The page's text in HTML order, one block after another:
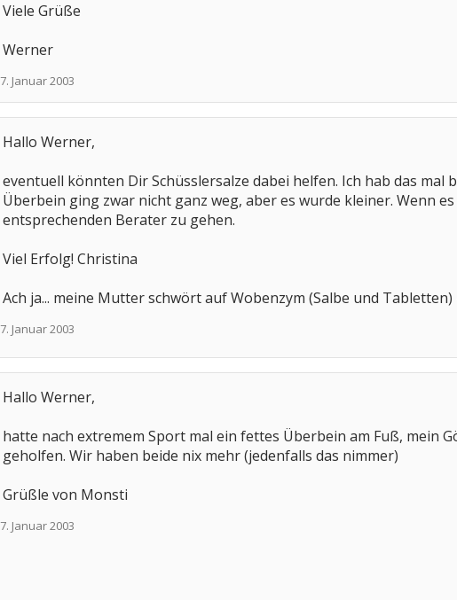
Viele Grüße
Werner
7. Januar 2003
Hallo Werner,
eventuell könnten Dir Schüsslersalze dabei helfen. Ich hab das
Überbein ging zwar nicht ganz weg, aber es wurde kleiner. Wenn
entsprechenden Berater zu gehen.
Viel Erfolg! Christina
Ach ja... meine Mutter schwört auf Wobenzym (Salbe und
7. Januar 2003
Hallo Werner,
hatte nach extremem Sport mal ein fettes Überbein am Fuß, mein
geholfen. Wir haben beide nix mehr (jedenfalls das nimmer)
Grüßle von Monsti
7. Januar 2003